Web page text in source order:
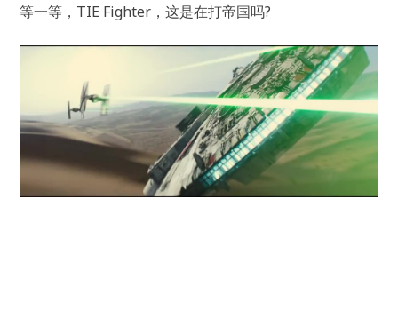
等一等，TIE Fighter，这是在打帝国吗?